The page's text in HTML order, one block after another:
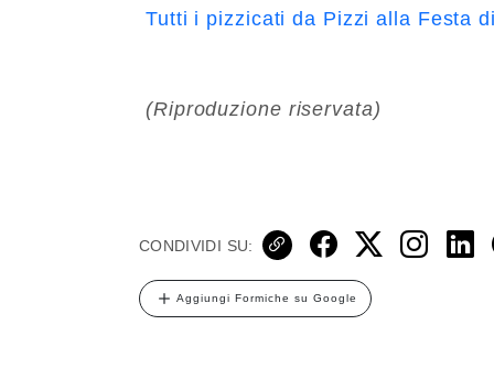
Tutti i pizzicati da Pizzi alla Festa
(Riproduzione riservata)
CONDIVIDI SU:
Aggiungi Formiche su Google